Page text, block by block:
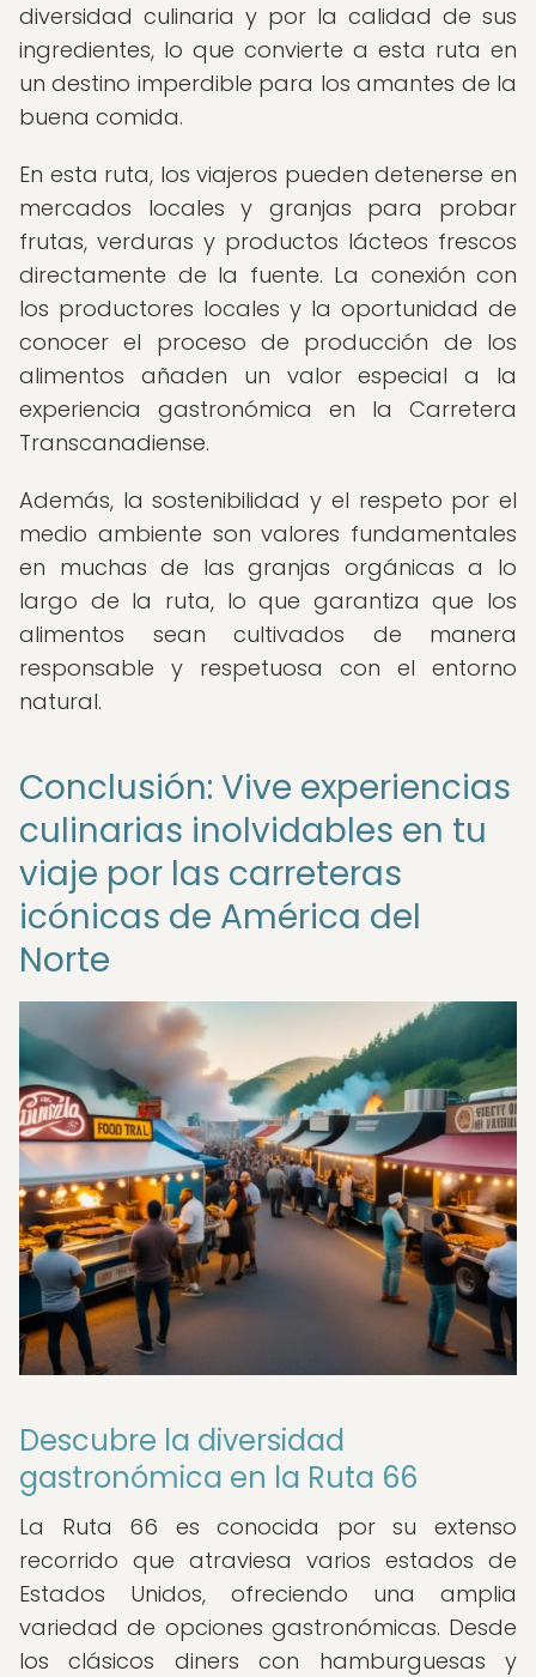
diversidad culinaria y por la calidad de sus
ingredientes, lo que convierte a esta ruta en
un destino imperdible para los amantes de la
buena comida.
En esta ruta, los viajeros pueden detenerse en
mercados locales y granjas para probar
frutas, verduras y productos lácteos frescos
directamente de la fuente. La conexión con
los productores locales y la oportunidad de
conocer el proceso de producción de los
alimentos añaden un valor especial a la
experiencia gastronómica en la Carretera
Transcanadiense.
Además, la sostenibilidad y el respeto por el
medio ambiente son valores fundamentales
en muchas de las granjas orgánicas a lo
largo de la ruta, lo que garantiza que los
alimentos sean cultivados de manera
responsable y respetuosa con el entorno
natural.
Conclusión: Vive experiencias
culinarias inolvidables en tu
viaje por las carreteras
icónicas de América del
Norte
Descubre la diversidad
gastronómica en la Ruta 66
La Ruta 66 es conocida por su extenso
recorrido que atraviesa varios estados de
Estados Unidos, ofreciendo una amplia
variedad de opciones gastronómicas. Desde
los clásicos diners con hamburguesas y